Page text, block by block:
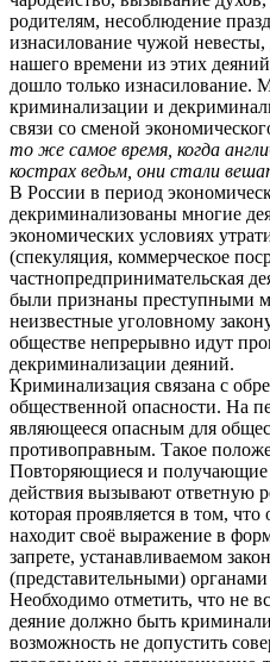
родителям, несоблюдение
изнасилование чужой
нашего времени из этих
дошло только изнасилование.
криминализации и
связи со сменой
то же самое время, когда
кострах ведьм, они стали
В России в период
декриминализованы многие
экономических условиях
(спекуляция, коммерческое
частнопредпринимательская
были признаны преступными
неизвестные уголовному
обществе непрерывно идут
декриминализации деяний.
Криминализация связана с
общественной опасности. На
являющееся опасным для
противоправным. Такое
Повторяющиеся и получающие
действия вызывают ответную
которая проявляется в том,
находит своё выражение в
запрете, устанавливаемом
(представительными) органами
Необходимо отметить, что не
деяние должно быть
возможность не допустить